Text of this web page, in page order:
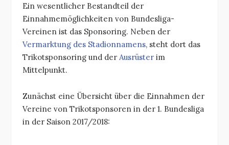
Ein wesentlicher Bestandteil der
Einnahmemöglichkeiten von Bundesliga-
Vereinen ist das Sponsoring. Neben der
Vermarktung des Stadionnamens, steht dort das
Trikotsponsoring und der Ausrüster im
Mittelpunkt.
Zunächst eine Übersicht über die Einnahmen der
Vereine von Trikotsponsoren in der 1. Bundesliga
in der Saison 2017/2018: